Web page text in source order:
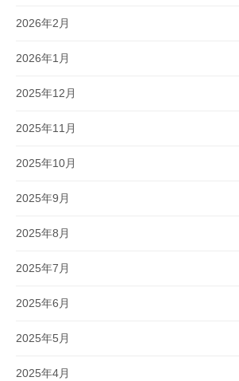
2026年2月
2026年1月
2025年12月
2025年11月
2025年10月
2025年9月
2025年8月
2025年7月
2025年6月
2025年5月
2025年4月